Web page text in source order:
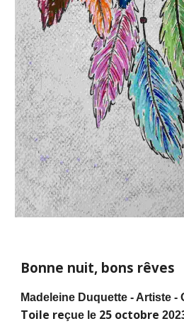
Bonne nuit, bons rêves
Madeleine Duquette - Artiste -
Toile reçue le 25 octobre 202